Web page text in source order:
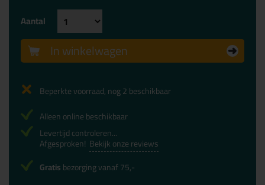
Aantal
In winkelwagen
Beperkte voorraad, nog 2 beschikbaar
Alleen online beschikbaar
Levertijd controleren...
Afgesproken! Bekijk onze reviews
Gratisbezorging vanaf 75,-